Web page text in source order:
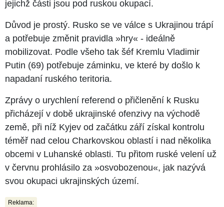
jejichž části jsou pod ruskou okupací.
Důvod je prostý. Rusko se ve válce s Ukrajinou trápí
a potřebuje změnit pravidla »hry« - ideálně
mobilizovat. Podle všeho tak šéf Kremlu Vladimir
Putin (69) potřebuje záminku, ve které by došlo k
napadaní ruského teritoria.
Zprávy o urychlení referend o přičlenění k Rusku
přicházejí v době ukrajinské ofenzivy na východě
země, při níž Kyjev od začátku září získal kontrolu
téměř nad celou Charkovskou oblastí i nad několika
obcemi v Luhanské oblasti. Tu přitom ruské velení už
v červnu prohlásilo za »osvobozenou«, jak nazývá
svou okupaci ukrajinských území.
Reklama: